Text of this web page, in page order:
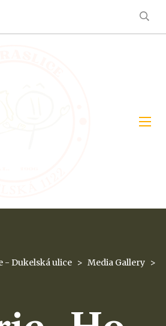
- Dukelská ulice > Media Gallery >